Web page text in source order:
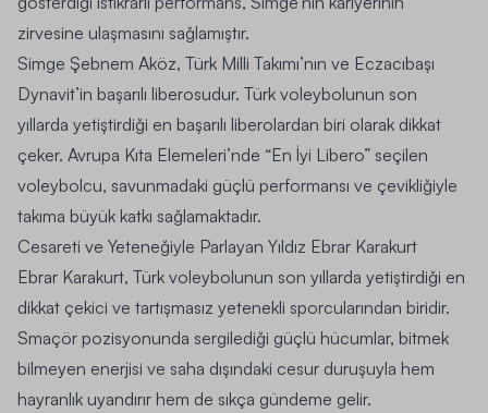
zirvesine ulaşmasını sağlamıştır.
Simge Şebnem Aköz, Türk Milli Takımı’nın ve Eczacıbaşı
Dynavit’in başarılı liberosudur. Türk voleybolunun son
yıllarda yetiştirdiği en başarılı liberolardan biri olarak dikkat
çeker. Avrupa Kıta Elemeleri’nde “En İyi Libero” seçilen
voleybolcu, savunmadaki güçlü performansı ve çevikliğiyle
takıma büyük katkı sağlamaktadır.
Cesareti ve Yeteneğiyle Parlayan Yıldız Ebrar Karakurt
Ebrar Karakurt, Türk voleybolunun son yıllarda yetiştirdiği en
dikkat çekici ve tartışmasız yetenekli sporcularından biridir.
Smaçör pozisyonunda sergilediği güçlü hücumlar, bitmek
bilmeyen enerjisi ve saha dışındaki cesur duruşuyla hem
hayranlık uyandırır hem de sıkça gündeme gelir.